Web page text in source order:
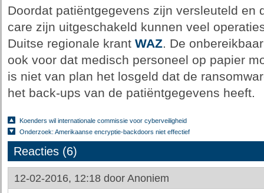
Doordat patiëntgegevens zijn versleuteld en
care zijn uitgeschakeld kunnen veel
Duitse regionale krant WAZ. De
ook voor dat medisch personeel op papier
is niet van plan het losgeld dat de
het back-ups van de patiëntgegevens heeft.
Koenders wil internationale commissie voor cyberveiligheid
Onderzoek: Amerikaanse encryptie-backdoors niet effectief
Reacties (6)
12-02-2016, 12:18 door Anoniem